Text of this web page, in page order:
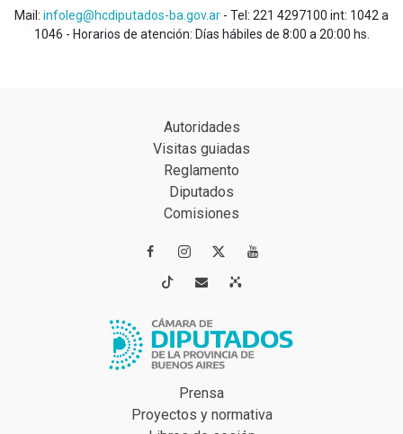
Mail: infoleg@hcdiputados-ba.gov.ar - Tel: 221 4297100 int: 1042 a
1046 - Horarios de atención: Días hábiles de 8:00 a 20:00 hs.
Autoridades
Visitas guiadas
Reglamento
Diputados
Comisiones
 
 
Prensa
Proyectos y normativa